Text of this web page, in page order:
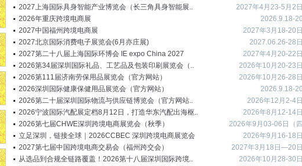
2027上海国际具身智能产业博览会（长三角具身智能展..
2027年4月23-5月2日
2026年重庆跨境电商展
2026.9.18-20
2027中国福州跨境电商展
2027年3月18-20日
2027北京国际消费电子展览会(6月亦庄展)
2027.06.26-28日
2027第二十八届上海国际环博会 IE expo China 2027
2027年4月20-22日
2026第34届深圳国际礼品、工艺品及包装印刷展览会（..
2026年10月20-23日
2026第111届济南劳保用品展览会（官方网站）
2026年10月26-28日
2026深圳国际健康保健用品展览会（官方网站）
2026.9.18-20
2026第二十届深圳国际物流与供应链博览会（官方网站..
2026年12月2-4日
2026宁波国际汽配展定档8月12日，打造华东汽配出海枢..
2026年8月12-14日
2026第七届CHWE深圳跨境电商展览会（秋季）
2026年9月03-06日（四
天.
立足深圳，链接全球｜2026CCBEC 深圳跨境电商展览会
2026年9月16-18日
2027第七届中国跨境电商交易会（福州跨交会）
2027年3月18日—20日
从选品到合规全链路覆盖！2026第十八届深圳国际跨境..
2026年10月28-30日